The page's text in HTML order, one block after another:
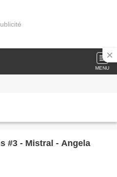
MENU
#3 - Mistral - Angela